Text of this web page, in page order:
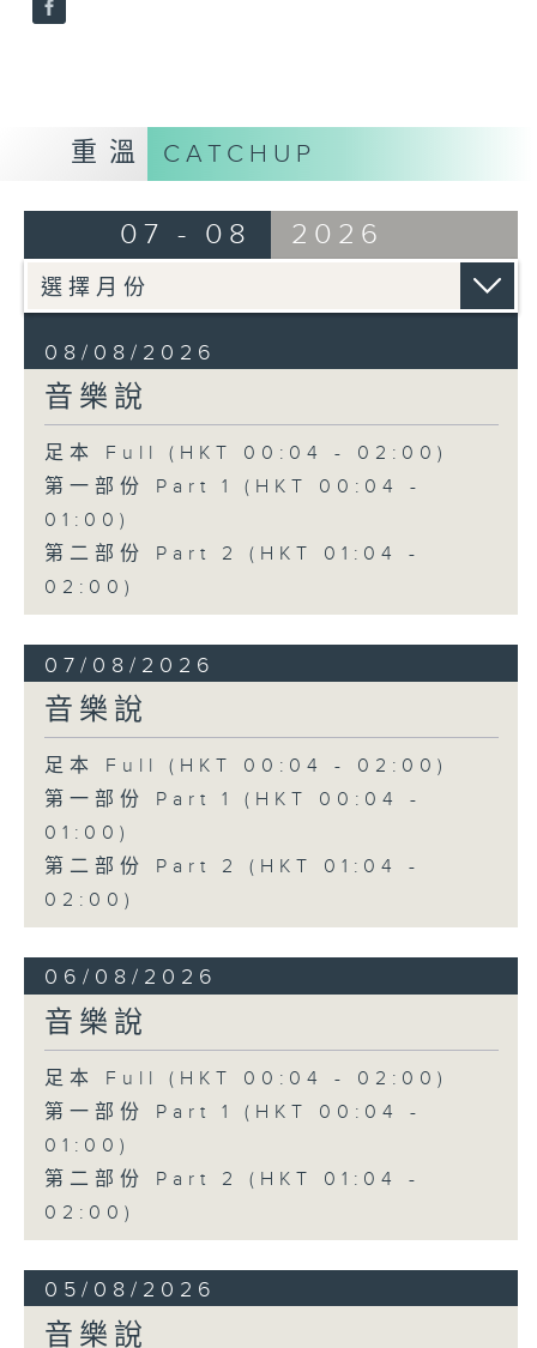
重溫 CATCHUP
07 - 08 2026
08/08/2026
音樂說
足本 Full (HKT 00:04 - 02:00)
第一部份 Part 1 (HKT 00:04 -
01:00)
第二部份 Part 2 (HKT 01:04 -
02:00)
07/08/2026
音樂說
足本 Full (HKT 00:04 - 02:00)
第一部份 Part 1 (HKT 00:04 -
01:00)
第二部份 Part 2 (HKT 01:04 -
02:00)
06/08/2026
音樂說
足本 Full (HKT 00:04 - 02:00)
第一部份 Part 1 (HKT 00:04 -
01:00)
第二部份 Part 2 (HKT 01:04 -
02:00)
05/08/2026
音樂說